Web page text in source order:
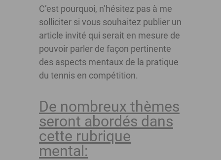
C’est pourquoi, n’hésitez pas à me
solliciter si vous souhaitez publier un
article invité qui serait en mesure de
pouvoir parler de façon pertinente
des aspects mentaux de la pratique
du tennis en compétition.
De nombreux thèmes
seront abordés dans
cette rubrique
mental: